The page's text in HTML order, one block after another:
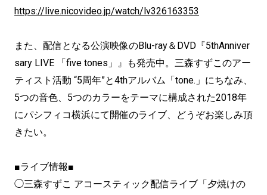
https://live.nicovideo.jp/watch/lv326163353
また、配信となる公演映像のBlu-ray＆DVD『5thAnniver
sary LIVE 「five tones」』も発売中。三森すずこのアー
ティスト活動 “5周年”と4thアルバム「tone.」にちなみ、
5つの音色、5つのカラーをテーマに構成された2018年
にパシフィコ横浜にて開催のライブ、どうぞお楽しみ頂
きたい。
■ライブ情報■
◯三森すずこ アコースティック配信ライブ「夕焼けの